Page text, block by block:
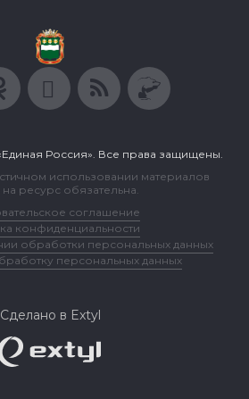
Россия». Все права защищены.
использовании материалов
на ресурс обязательна.
соглашение
конфиденциальности
обработки персональных данных
персональных данных
Сделано в Extyl